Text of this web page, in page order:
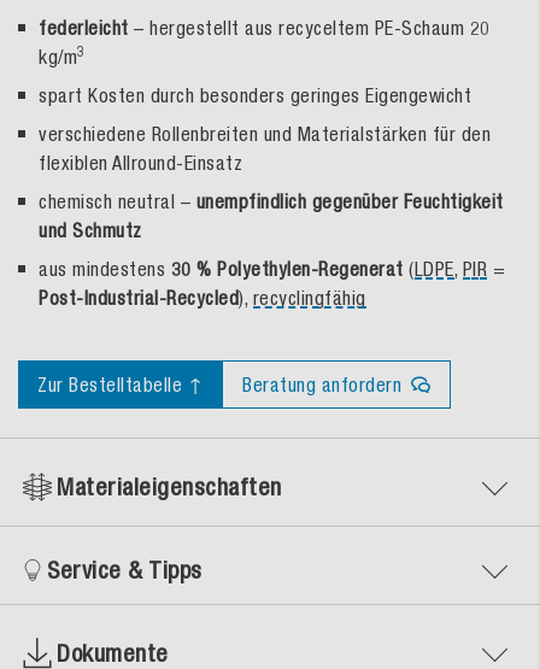
federleicht – hergestellt aus recyceltem PE-Schaum 20
kg/m3
spart Kosten durch besonders geringes Eigengewicht
verschiedene Rollenbreiten und Materialstärken für den
flexiblen Allround-Einsatz
chemisch neutral – unempfindlich gegenüber Feuchtigkeit
und Schmutz
aus mindestens 30 % Polyethylen-Regenerat (LDPE, PIR =
Post-Industrial-Recycled), recyclingfähig
Zur Bestelltabelle ↑ Beratung anfordern
Materialeigenschaften
Service & Tipps
Dokumente